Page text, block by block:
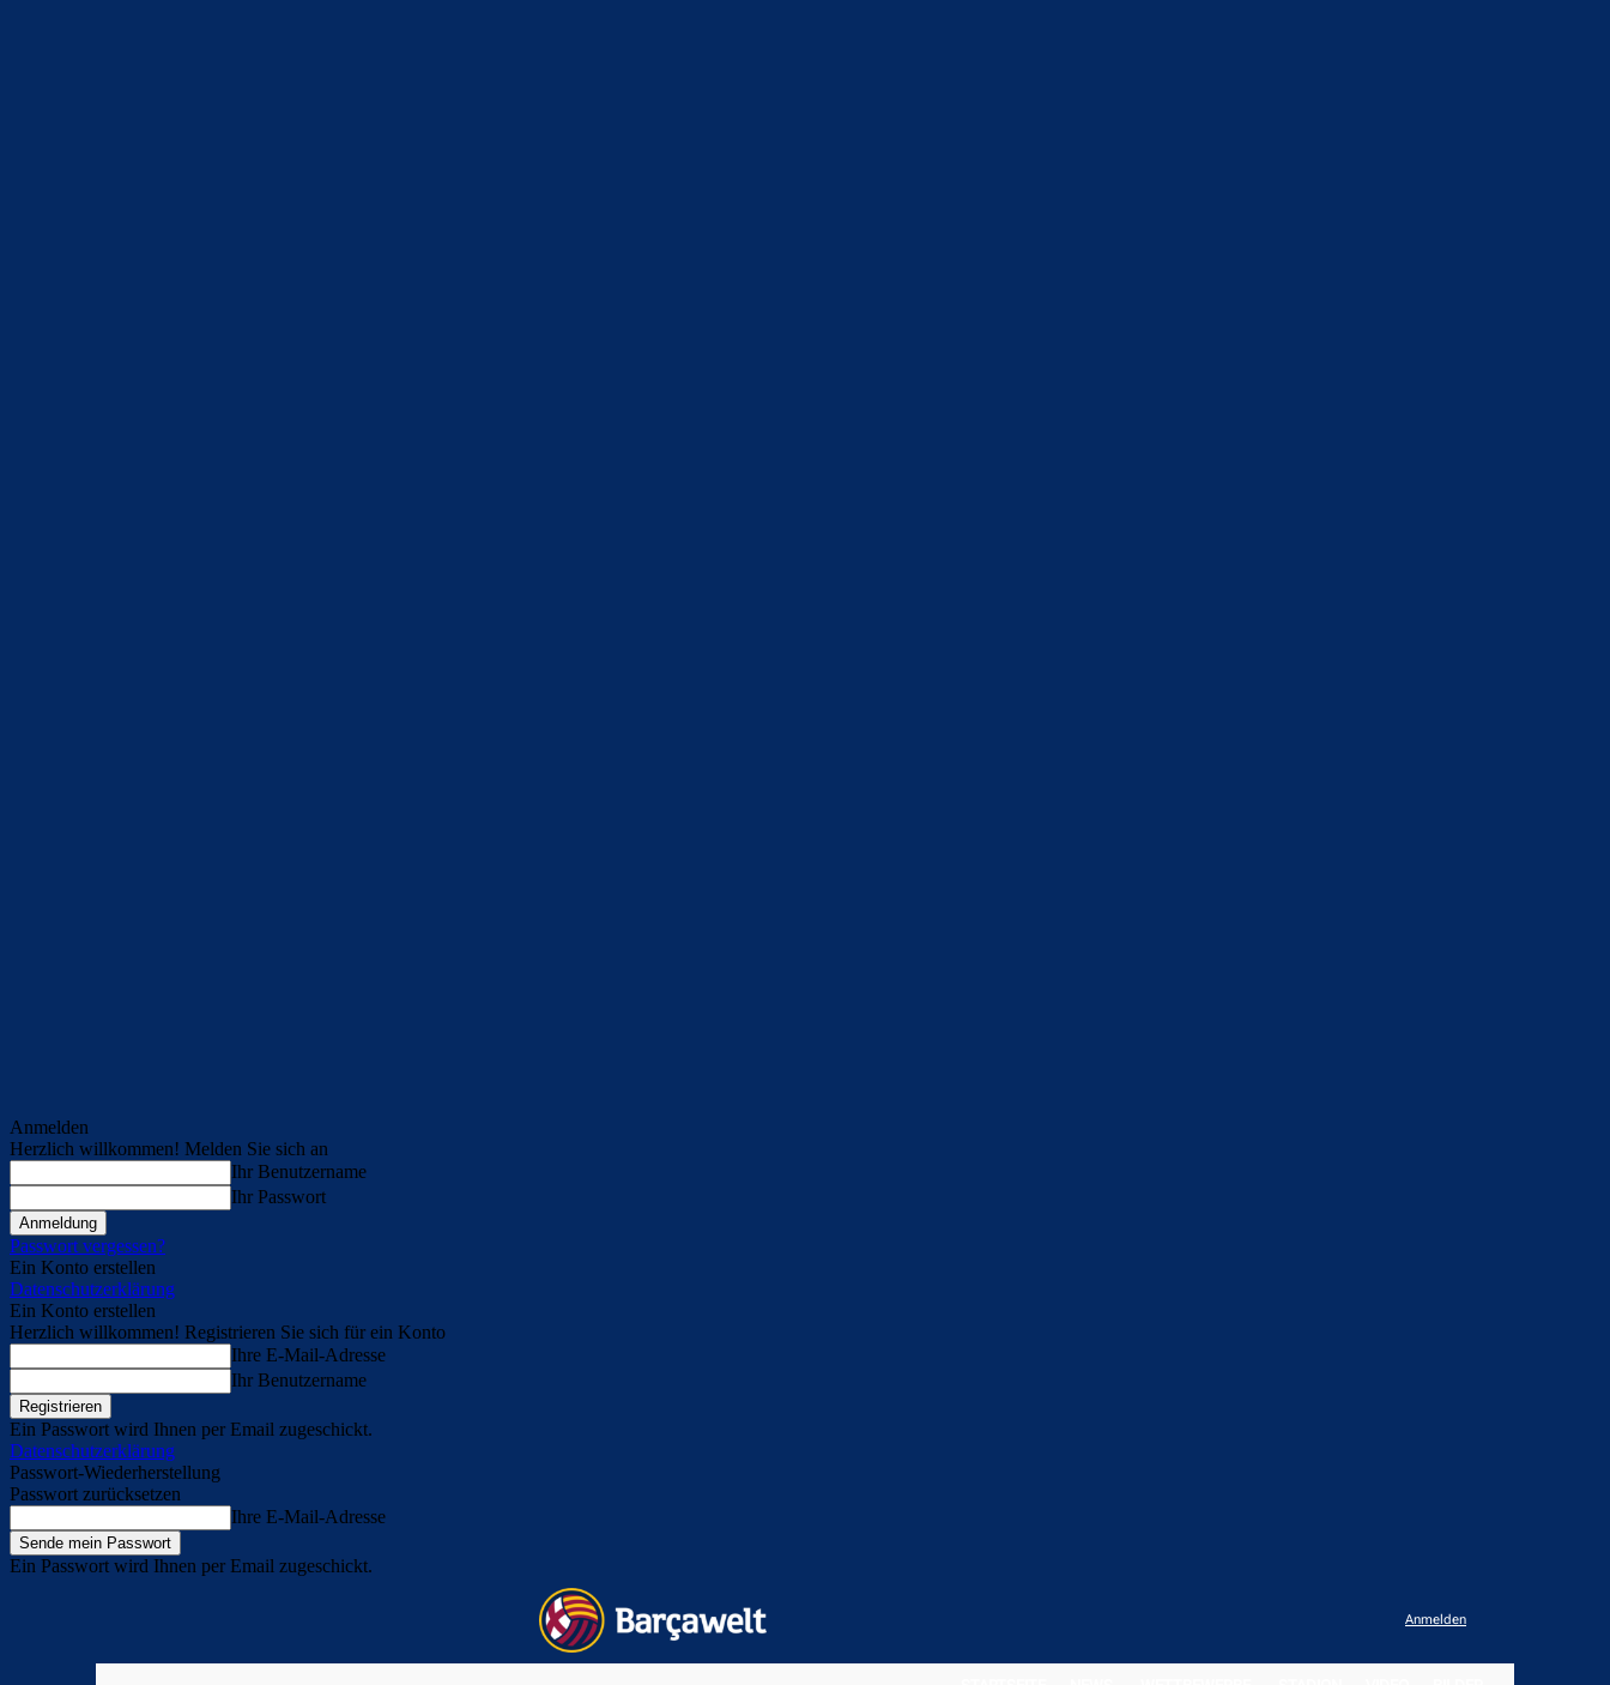
Anmelden
Herzlich willkommen! Melden Sie sich an
Ihr Benutzername
Ihr Passwort
Passwort vergessen?
Ein Konto erstellen
Datenschutzerklärung
Ein Konto erstellen
Herzlich willkommen! Registrieren Sie sich für ein Konto
Ihre E-Mail-Adresse
Ihr Benutzername
Ein Passwort wird Ihnen per Email zugeschickt.
Datenschutzerklärung
Passwort-Wiederherstellung
Passwort zurücksetzen
Ihre E-Mail-Adresse
Ein Passwort wird Ihnen per Email zugeschickt.
Anmelden